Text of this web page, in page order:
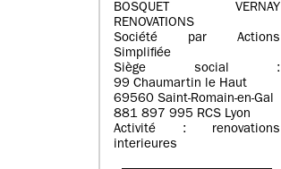
BOSQUET VERNAY
RENOVATIONS
Société par Actions
Simplifiée
Siège social :
99 Chaumartin le Haut
69560 Saint-Romain-en-Gal
881 897 995 RCS Lyon
Activité : renovations
interieures